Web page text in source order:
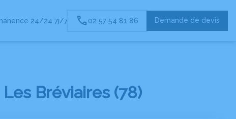
24/24 7j/7 02 57 54 81 86 Demande de devis
OBSEQUES
Bréviaires (78)